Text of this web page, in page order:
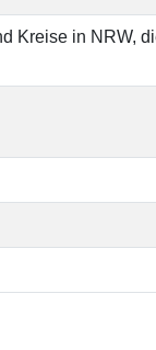
Kreise in NRW,